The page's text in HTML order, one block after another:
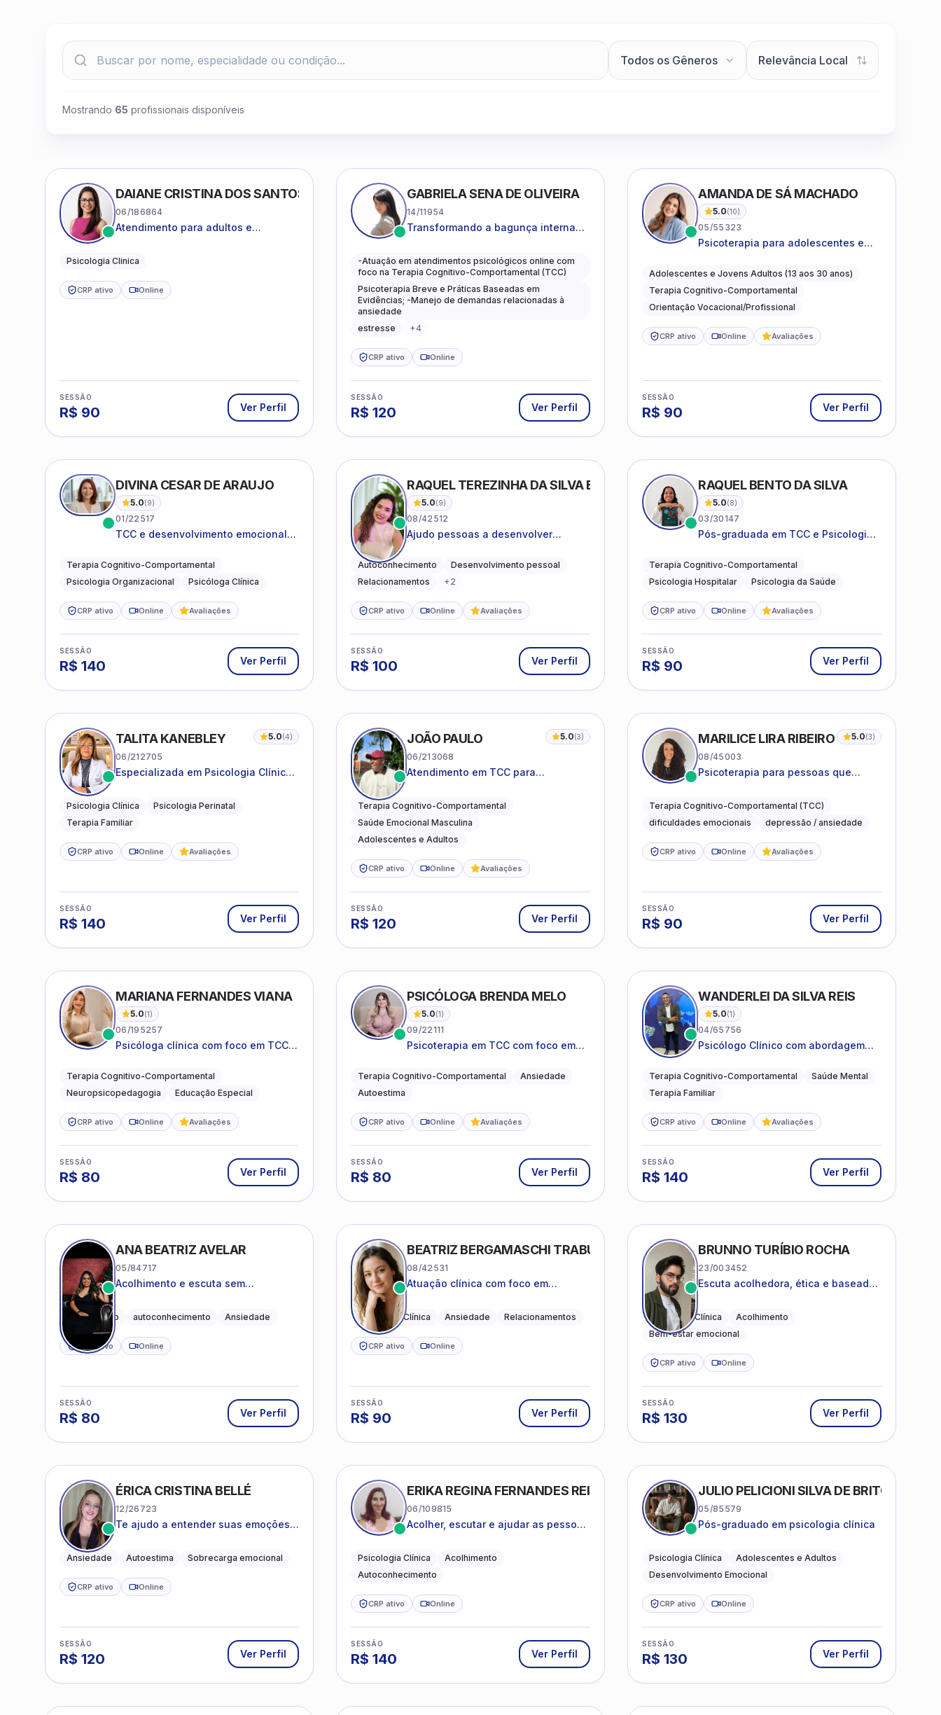
Mostrando 65 profissionais disponíveis
DAIANE CRISTINA DOS SANTOS
06/186864
Atendimento para adultos e
Psicologia Clinica
CRP ativo Online
SESSÃO
R$ 90 Ver Perfil
GABRIELA SENA DE OLIVEIRA
14/11954
Transformando a bagunça interna
leveza e caminhos mais gentis para
se viver.
-Atuação em atendimentos psicológicos online com
foco na Terapia Cognitivo-Comportamental (TCC)
Psicoterapia Breve e Práticas Baseadas em
Evidências; -Manejo de demandas relacionadas à
ansiedade
estresse
+4
CRP ativo Online
SESSÃO
R$ 120 Ver Perfil
AMANDA DE SÁ MACHADO
5.0(10)
05/55323
Psicoterapia para adolescentes e
ansiedade, autoestima, relações e
orientação profissional
Adolescentes e Jovens Adultos (13 aos 30 anos)
Terapia Cognitivo-Comportamental
Orientação Vocacional/Profissional
CRP ativo Online Avaliações
SESSÃO
R$ 90 Ver Perfil
DIVINA CESAR DE ARAUJO
5.0(9)
01/22517
TCC e desenvolvimento emocional
Terapia Cognitivo-Comportamental
Psicologia Organizacional
Psicóloga Clínica
CRP ativo Online Avaliações
SESSÃO
R$ 140 Ver Perfil
RAQUEL TEREZINHA DA SILVA BIONDI
5.0(9)
08/42512
Ajudo pessoas a desenvolver
saudáveis
Autoconhecimento
Desenvolvimento pessoal
Relacionamentos
+2
CRP ativo Online Avaliações
SESSÃO
R$ 100 Ver Perfil
RAQUEL BENTO DA SILVA
5.0(8)
03/30147
Pós-graduada em TCC e Psicologia
Terapia Cognitivo-Comportamental
Psicologia Hospitalar
Psicologia da Saúde
CRP ativo Online Avaliações
SESSÃO
R$ 90 Ver Perfil
TALITA KANEBLEY 5.0(4)
06/212705
Especializada em Psicologia Clínica
adultos e famílias
Psicologia Clínica
Psicologia Perinatal
Terapia Familiar
CRP ativo Online Avaliações
SESSÃO
R$ 140 Ver Perfil
JOÃO PAULO 5.0(3)
06/213068
Atendimento em TCC para
desenvolvimento de autonomia
emocional
Terapia Cognitivo-Comportamental
Saúde Emocional Masculina
Adolescentes e Adultos
CRP ativo Online Avaliações
SESSÃO
R$ 120 Ver Perfil
MARILICE LIRA RIBEIRO 5.0(3)
08/45003
Psicoterapia para pessoas que
lidar com as dificuldades do dia a
dia
Terapia Cognitivo-Comportamental (TCC)
dificuldades emocionais
depressão / ansiedade
CRP ativo Online Avaliações
SESSÃO
R$ 90 Ver Perfil
MARIANA FERNANDES VIANA
5.0(1)
06/195257
Psicóloga clínica com foco em TCC,
acompanhamento do
neurodesenvolvimento.
Terapia Cognitivo-Comportamental
Neuropsicopedagogia
Educação Especial
CRP ativo Online Avaliações
SESSÃO
R$ 80 Ver Perfil
PSICÓLOGA BRENDA MELO
5.0(1)
09/22111
Psicoterapia em TCC com foco em
práticas para o cotidiano
Terapia Cognitivo-Comportamental
Ansiedade
Autoestima
CRP ativo Online Avaliações
SESSÃO
R$ 80 Ver Perfil
WANDERLEI DA SILVA REIS
5.0(1)
04/65756
Psicólogo Clínico com abordagem
e terapia sistêmica
Terapia Cognitivo-Comportamental
Saúde Mental
Terapia Familiar
CRP ativo Online Avaliações
SESSÃO
R$ 140 Ver Perfil
ANA BEATRIZ AVELAR
05/84717
Acolhimento e escuta sem
Acolhimento autoconhecimento Ansiedade
CRP ativo Online
SESSÃO
R$ 80 Ver Perfil
BEATRIZ BERGAMASCHI TRABUCO
08/42531
Atuação clínica com foco em
e transições de vida
Psicologia Clínica Ansiedade Relacionamentos
CRP ativo Online
SESSÃO
R$ 90 Ver Perfil
BRUNNO TURÍBIO ROCHA
23/003452
Escuta acolhedora, ética e baseada
Psicologia Clínica
Acolhimento
Bem-estar emocional
CRP ativo Online
SESSÃO
R$ 130 Ver Perfil
ÉRICA CRISTINA BELLÉ
12/26723
Te ajudo a entender suas emoções e
lidar com o que você está vivendo
Ansiedade Autoestima Sobrecarga emocional
CRP ativo Online
SESSÃO
R$ 120 Ver Perfil
ERIKA REGINA FERNANDES REIS FRIAS
06/109815
Acolher, escutar e ajudar as pessoas
Psicologia Clínica
Acolhimento
Autoconhecimento
CRP ativo Online
SESSÃO
R$ 140 Ver Perfil
JULIO PELICIONI SILVA DE BRITO
05/85579
Pós-graduado em psicologia clínica
Psicologia Clínica
Adolescentes e Adultos
Desenvolvimento Emocional
CRP ativo Online
SESSÃO
R$ 130 Ver Perfil